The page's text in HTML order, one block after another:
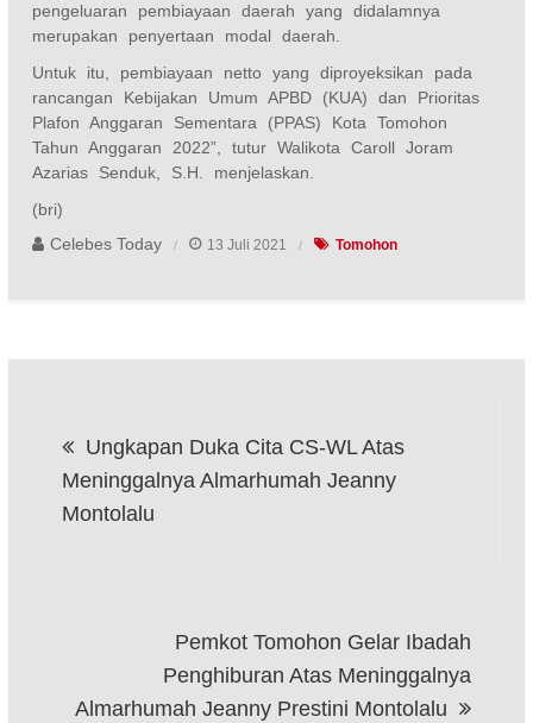
pengeluaran pembiayaan daerah yang didalamnya
merupakan penyertaan modal daerah.
Untuk itu, pembiayaan netto yang diproyeksikan pada
rancangan Kebijakan Umum APBD (KUA) dan Prioritas
Plafon Anggaran Sementara (PPAS) Kota Tomohon
Tahun Anggaran 2022”, tutur Walikota Caroll Joram
Azarias Senduk, S.H. menjelaskan.
(bri)
Celebes Today
13 Juli 2021 Tomohon
pos
Ungkapan Duka Cita CS-WL Atas
Meninggalnya Almarhumah Jeanny
Montolalu
Pemkot Tomohon Gelar Ibadah
Penghiburan Atas Meninggalnya
Almarhumah Jeanny Prestini Montolalu